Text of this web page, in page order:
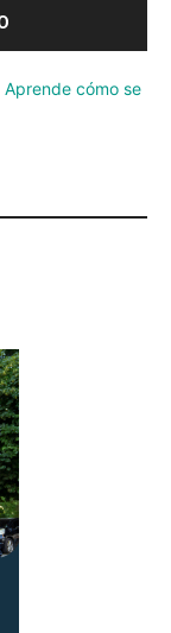
Aprende cómo se